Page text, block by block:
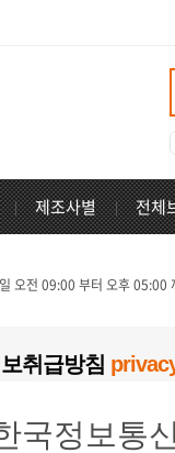
제조사별 전체
오전 09:00 부터 오후 05:00
취급방침
국정보통